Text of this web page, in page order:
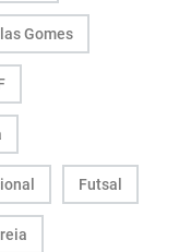
Gomes
Futsal